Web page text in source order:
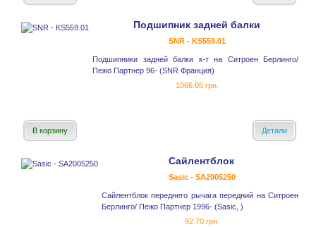
Подшипник задней балки
SNR - KS559.01
Подшипники задней балки к-т на Ситроен Берлинго/
Пежо Партнер 96- (SNR Франция)
1066.05 грн.
В корзину Детали
Сайлентблок
Sasic - SA2005250
Сайлентблок переднего рычага передний на Ситроен
Берлинго/ Пежо Партнер 1996- (Sasic, )
92.70 грн.